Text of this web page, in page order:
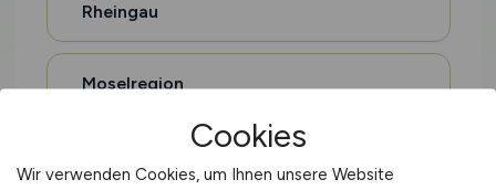
Rheingau
Moselregion
Cookies
Wir verwenden Cookies, um Ihnen unsere Website